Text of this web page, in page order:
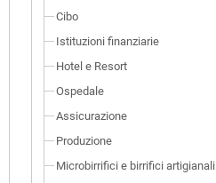
Cibo
Istituzioni finanziarie
Hotel e Resort
Ospedale
Assicurazione
Produzione
Microbirrifici e birrifici artigianali